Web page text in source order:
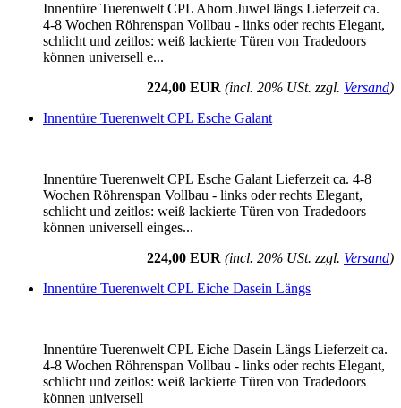
Innentüre Tuerenwelt CPL Ahorn Juwel längs Lieferzeit ca.
4-8 Wochen Röhrenspan Vollbau - links oder rechts Elegant,
schlicht und zeitlos: weiß lackierte Türen von Tradedoors
können universell e...
224,00 EUR (incl. 20% USt. zzgl. Versand)
Innentüre Tuerenwelt CPL Esche Galant
Innentüre Tuerenwelt CPL Esche Galant Lieferzeit ca. 4-8
Wochen Röhrenspan Vollbau - links oder rechts Elegant,
schlicht und zeitlos: weiß lackierte Türen von Tradedoors
können universell einges...
224,00 EUR (incl. 20% USt. zzgl. Versand)
Innentüre Tuerenwelt CPL Eiche Dasein Längs
Innentüre Tuerenwelt CPL Eiche Dasein Längs Lieferzeit ca.
4-8 Wochen Röhrenspan Vollbau - links oder rechts Elegant,
schlicht und zeitlos: weiß lackierte Türen von Tradedoors
können universell